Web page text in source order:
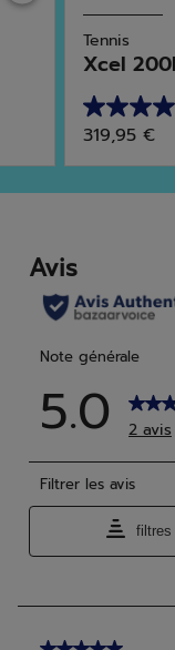
Tennis
Xcel
4.8
sur
5
étoiles.
319,95 €